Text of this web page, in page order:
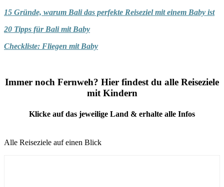
15 Gründe, warum Bali das perfekte Reiseziel mit einem Baby ist
20 Tipps für Bali mit Baby
Checkliste: Fliegen mit Baby
Immer noch Fernweh? Hier findest du alle Reiseziele
mit Kindern
Klicke auf das jeweilige Land & erhalte alle Infos
Alle Reiseziele auf einen Blick